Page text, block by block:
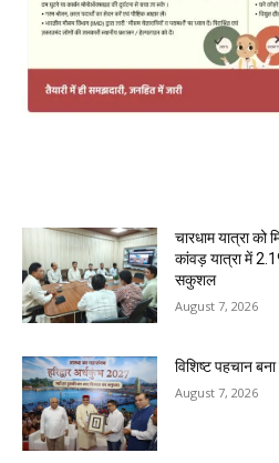
चारधाम यात्रा को
कांवड़ यात्रा में
सकुशल
August 7, 2026
विशिष्ट पहचान
August 7, 2026